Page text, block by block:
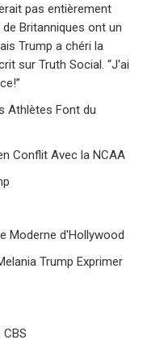
pas entièrement
Britanniques ont un
Trump a chéri la
sur Truth Social. “J'ai
Athlètes Font du
Conflit Avec la NCAA
Moderne d'Hollywood
Trump Exprimer